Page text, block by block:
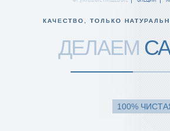
КАЧЕСТВО, ТОЛЬКО
ДЕЛАЕМ
100%